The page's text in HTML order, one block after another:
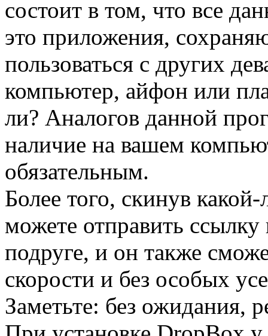
состоит в том, что все
это приложения,
пользоваться с других
компьютер, айфон или
ли? Аналогов данной
наличие на вашем
обязательным.
Более того, скинув
можете отправить
подруге, и он также
скорости и без особых
Заметьте: без ожидания,